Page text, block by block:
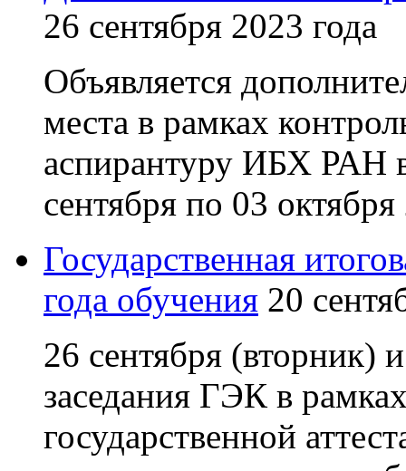
26 сентября 2023 года
Объявляется
места в рамках
аспирантуру ИБХ РАН
сентября по 03
Государственная
года обучения 20
26 сентября (вторник)
заседания ГЭК в
государственной